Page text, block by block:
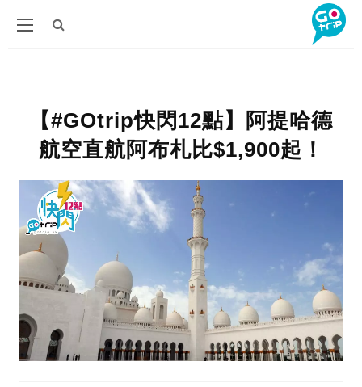
【#GOtrip快閃12點】阿提哈德
航空直航阿布札比$1,900起！